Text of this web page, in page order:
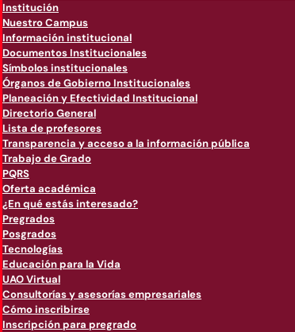
Institución
Nuestro Campus
Información institucional
Documentos Institucionales
Símbolos institucionales
Órganos de Gobierno Institucionales
Planeación y Efectividad Institucional
Directorio General
Lista de profesores
Transparencia y acceso a la información pública
Trabajo de Grado
PQRS
Oferta académica
¿En qué estás interesado?
Pregrados
Posgrados
Tecnologías
Educación para la Vida
UAO Virtual
Consultorías y asesorías empresariales
Cómo inscribirse
Inscripción para pregrado